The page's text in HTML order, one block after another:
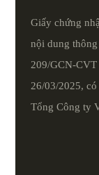
Giấy chứng
nội dung
209/GCN-
26/03/2025,
Tổng Công ty